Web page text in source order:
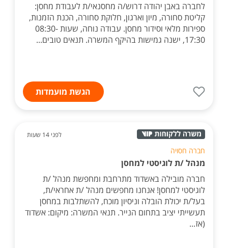
לחברה באבן יהודה דרוש/ה מחסנאי/ת לעבודת מחסן:
קליטת סחורה, מיון וארגון, חלוקת סחורה, הכנת הזמנות,
ספירות מלאי וסידור מחסן. עבודה נוחה, שעות 08:30-
17:30, ישנה גמישות בהיקף המשרה. תנאים טובים...
הגשת מועמדות
לפני 14 שעות
חברה חסויה
מנהל /ת לוגיסטי למחסן
חברה מובילה באשדוד מתרחבת ומחפשת מנהל /ת
לוגיסטי למחסן! אנחנו מחפשים מנהל /ת אחראי/ת,
בעל/ת יכולת הובלה וניסיון מוכח, להשתלבות במחסן
תעשייתי יציב בתחום הנייר. תנאי המשרה: מיקום: אשדוד
(אז...